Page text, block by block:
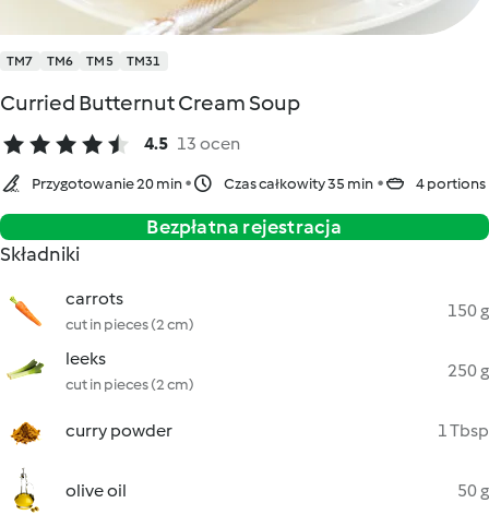
TM7 TM6 TM5 TM31
Curried Butternut Cream Soup
4.5 13 ocen
Przygotowanie 20 min Czas całkowity 35 min 4 portions
Bezpłatna rejestracja
Składniki
carrots
cut in pieces (2 cm)
150 g
leeks
cut in pieces (2 cm)
250 g
curry powder 1 Tbsp
olive oil 50 g